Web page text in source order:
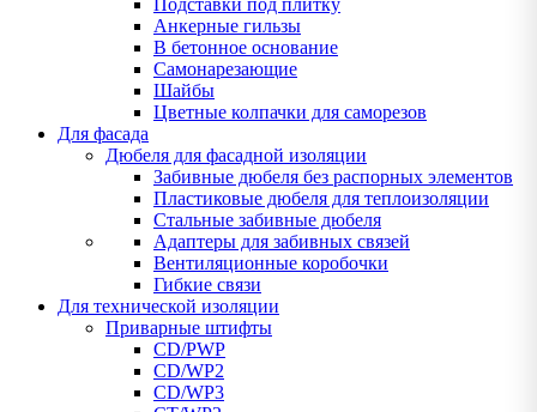
Анкерные гильзы
В бетонное основание
Самонарезающие
Шайбы
Цветные колпачки для саморезов
Для фасада
Дюбеля для фасадной изоляции
Забивные дюбеля без распорных элементов
Пластиковые дюбеля для теплоизоляции
Стальные забивные дюбеля
Адаптеры для забивных связей
Вентиляционные коробочки
Гибкие связи
Для технической изоляции
Приварные штифты
CD/PWP
CD/WP2
CD/WP3